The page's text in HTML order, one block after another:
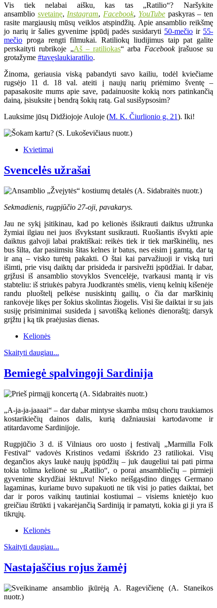
Vis tiek nelabai aišku, kas tas „Ratilio“? Naršykite
ansamblio svetainę, Instagram, Facebook, YouTubepaskyras – ten
rasite margiausių mūsų veiklos atspindžių. Apie ansamblio reikšmę
jo narių ir šalies gyvenime įspūdį padės susidaryti 50-mečio ir 55-
mečio proga rengti filmukai. Ratiliokų liudijimus taip pat galite
perskaityti rubrikoje „Aš – ratiliokas“ arba Facebookįrašuose su
grotažyme #tavęslaukiaratilio.
Žinoma, geriausia viską pabandyti savo kailiu, todėl kviečiame
rugsėjo 11 d. 18 val. ateiti į naujų narių priėmimo šventę –
papasakosite mums apie save, padainuosite kokią nors patinkančią
dainą, įsisuksite į bendrą šokių ratą. Gal susišypsosim?
Lauksime jūsų Didžiojoje Auloje (M. K. Čiurlionio g. 21). Iki!
Kvietimai
Svencelės užrašai
Sekmadienis, rugpjūčio 27-oji, pavakarys.
Jau ne sykį įsitikinau, kad po kelionės išsikrauti daiktus užtrunka
žymiai ilgiau nei juos išvykstant susikrauti. Ruošiantis išvykti apie
daiktus galvoji labai praktiškai: reikės tiek ir tiek marškinėlių, nes
bus šilta, dar pasiimsiu šitas kelnes ir batus, nes eisim į gamtą, dar tą
ir aną – visko turėtų pakakti. O štai kai parvažiuoji ir viską turi
išimti, prie visų daiktų dar prisideda ir parsivežti įspūdžiai. Ir dabar,
grįžusi iš ansamblio stovyklos Svencelėje, tvarkausi mantą ir vis
stabteliu: iš striukės pabyra Juodkrantės smėlis, vienų kelnių kišenėje
randu pluoštelį pelkėse nusiskintų gailių, o čia dar marškinių
rankovėje likęs per šokius skolintas žiogelis. Visi šie daiktai ir su jais
susiję prisiminimai susideda į savotišką kelionės dienoraštį; darsyk
grįžtu į ką tik praėjusias dienas.
Kelionės
Skaityti daugiau...
Bemiegė spalvingoji Sardinija
„A-ja-ja-jaaaai“ – dar dabar mintyse skamba mūsų choru traukiamos
kostarikiečių dainos dalis, kurią dažniausiai kartodavome ir
atitardavome Sardinijoje.
Rugpjūčio 3 d. iš Vilniaus oro uosto į festivalį „Marmilla Folk
Festival“ vadovės Kristinos vedami išskrido 23 ratiliokai. Visų
degančios akys laukė naujų įspūdžių – juk daugeliui tai pati pirma
tokia tolima kelionė su „Ratilio“, o porai ansambliečių – pirmieji
gyvenime skrydžiai lėktuvu! Nieko neišgąsdino dingęs Germano
lagaminas, kuriame buvo supakuoti ne tik visi jo paties daiktai, bet
dar ir poros vaikinų tautiniai kostiumai – visiems knietėjo kuo
greičiau ištrūkti į vakarėjančią Sardiniją ir pamatyti, kokia gi ji yra iš
tikrųjų.
Kelionės
Skaityti daugiau...
Nastajaščius rojus žamėj